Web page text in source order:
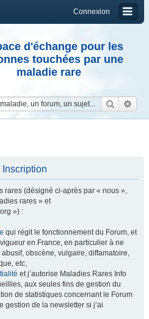
Connexion
d'échange pour les
touchées par une
maladie rare
Inscription
rares (désigné ci-après par « nous »,
rares » et
») :
qui régit le fonctionnement du Forum, et
en France, en particulier à ne
obscène, vulgaire, diffamatoire,
etc,
et j’autorise Maladies Rares Info
aux seules fins de gestion du
de statistiques concernant le Forum
gestion de la newsletter si j’ai